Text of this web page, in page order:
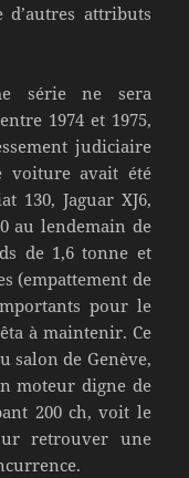
attributs
série ne sera
1974 et 1975,
judiciaire
voiture avait été
130, Jaguar XJ6,
au lendemain de
de 1,6 tonne et
(empattement de
pour le
à maintenir. Ce
salon de Genève,
moteur digne de
200 ch, voit le
retrouver une